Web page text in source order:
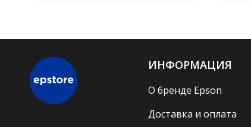
ИНФОРМАЦИЯ
О бренде Epson
Доставка и оплата